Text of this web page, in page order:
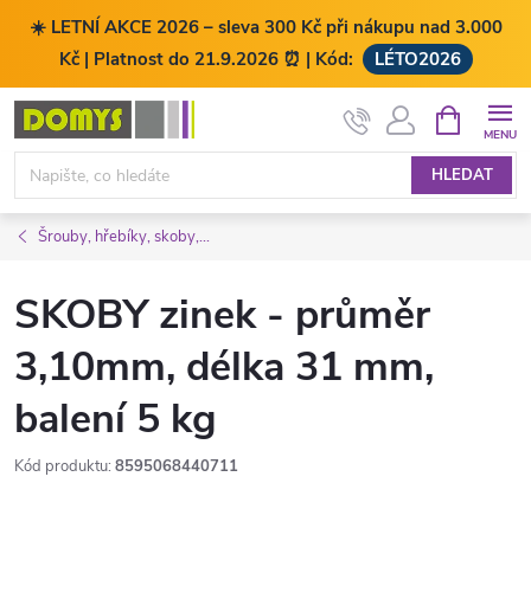
☀️ LETNÍ AKCE 2026 – sleva 300 Kč při nákupu nad 3.000
Kč | Platnost do 21.9.2026 ⏰ | Kód:
LÉTO2026
Přejít
obsah
HLEDAT
NÁKUPNÍ
KOŠÍK
Šrouby, hřebíky, skoby,...
SKOBY zinek - průměr
3,10mm, délka 31 mm,
balení 5 kg
Kód produktu: 8595068440711